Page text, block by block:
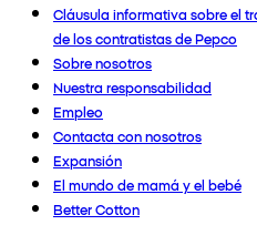
Cláusula informativa sobre el
de los contratistas de Pepco
Sobre nosotros
Nuestra responsabilidad
Empleo
Contacta con nosotros
Expansión
El mundo de mamá y el bebé
Better Cotton